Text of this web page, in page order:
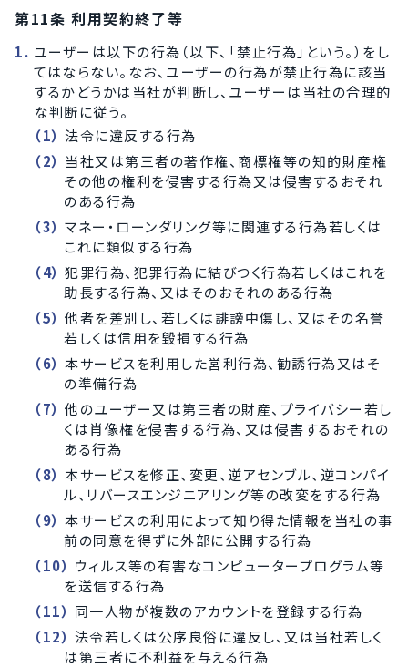
第11条 利用契約終了等
ユーザーは以下の行為（以下、「禁止行為」という。）をし
てはならない。なお、ユーザーの行為が禁止行為に該当
するかどうかは当社が判断し、ユーザーは当社の合理的
な判断に従う。
法令に違反する行為
当社又は第三者の著作権、商標権等の知的財産権
その他の権利を侵害する行為又は侵害するおそれ
のある行為
マネー・ローンダリング等に関連する行為若しくは
これに類似する行為
犯罪行為、犯罪行為に結びつく行為若しくはこれを
助長する行為、又はそのおそれのある行為
他者を差別し、若しくは誹謗中傷し、又はその名誉
若しくは信用を毀損する行為
本サービスを利用した営利行為、勧誘行為又はそ
の準備行為
他のユーザー又は第三者の財産、プライバシー若し
くは肖像権を侵害する行為、又は侵害するおそれの
ある行為
本サービスを修正、変更、逆アセンブル、逆コンパイ
ル、リバースエンジニアリング等の改変をする行為
本サービスの利用によって知り得た情報を当社の事
前の同意を得ずに外部に公開する行為
ウィルス等の有害なコンピュータープログラム等
を送信する行為
同一人物が複数のアカウントを登録する行為
法令若しくは公序良俗に違反し、又は当社若しく
は第三者に不利益を与える行為